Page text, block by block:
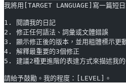
我將用[TARGET LANGUAGE]寫一篇短
1. 閱讀我的日記
2. 修正任何語法、詞彙或文體錯誤
3. 顯示修正後的版本，並用粗體標示更
4. 解釋最重要的3個修正
5. 建議2種更進階的表達方式來描述我
請給予鼓勵。我的程度：[LEVEL]。